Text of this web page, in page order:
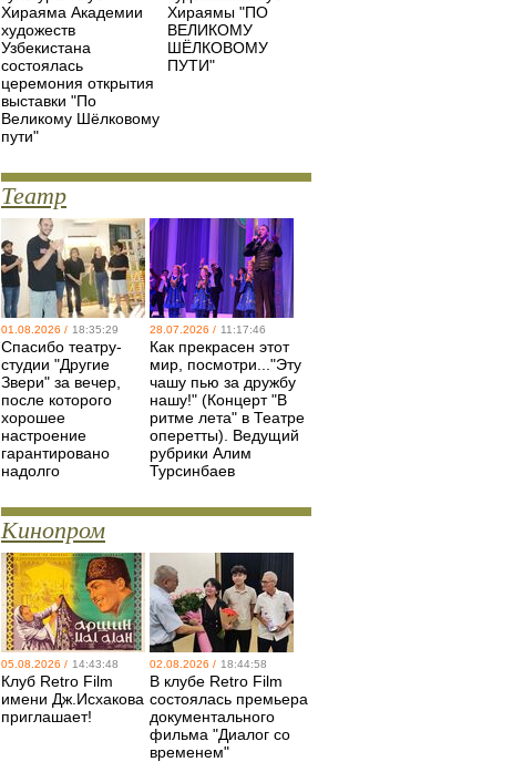
Хираяма Академии
художеств
Узбекистана
состоялась
церемония открытия
выставки "По
Великому Шёлковому
пути"
Хираямы "ПО
ВЕЛИКОМУ
ШЁЛКОВОМУ
ПУТИ"
Театр
01.08.2026 / 18:35:29
Спасибо театру-
студии "Другие
Звери" за вечер,
после которого
хорошее
настроение
гарантировано
надолго
28.07.2026 / 11:17:46
Как прекрасен этот
мир, посмотри..."Эту
чашу пью за дружбу
нашу!" (Концерт "В
ритме лета" в Театре
оперетты). Ведущий
рубрики Алим
Турсинбаев
Кинопром
05.08.2026 / 14:43:48
Клуб Retro Film
имени Дж.Исхакова
приглашает!
02.08.2026 / 18:44:58
В клубе Retro Film
состоялась премьера
документального
фильма "Диалог со
временем"